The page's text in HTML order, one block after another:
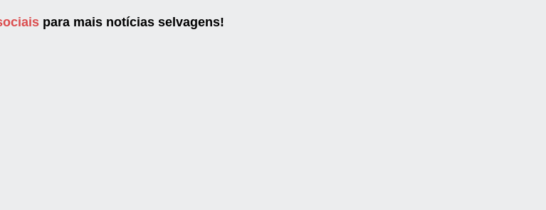
para mais notícias selvagens!